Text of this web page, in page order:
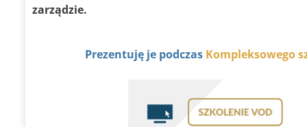
zarządzie.
Prezentuję je podczas Kompleksowego